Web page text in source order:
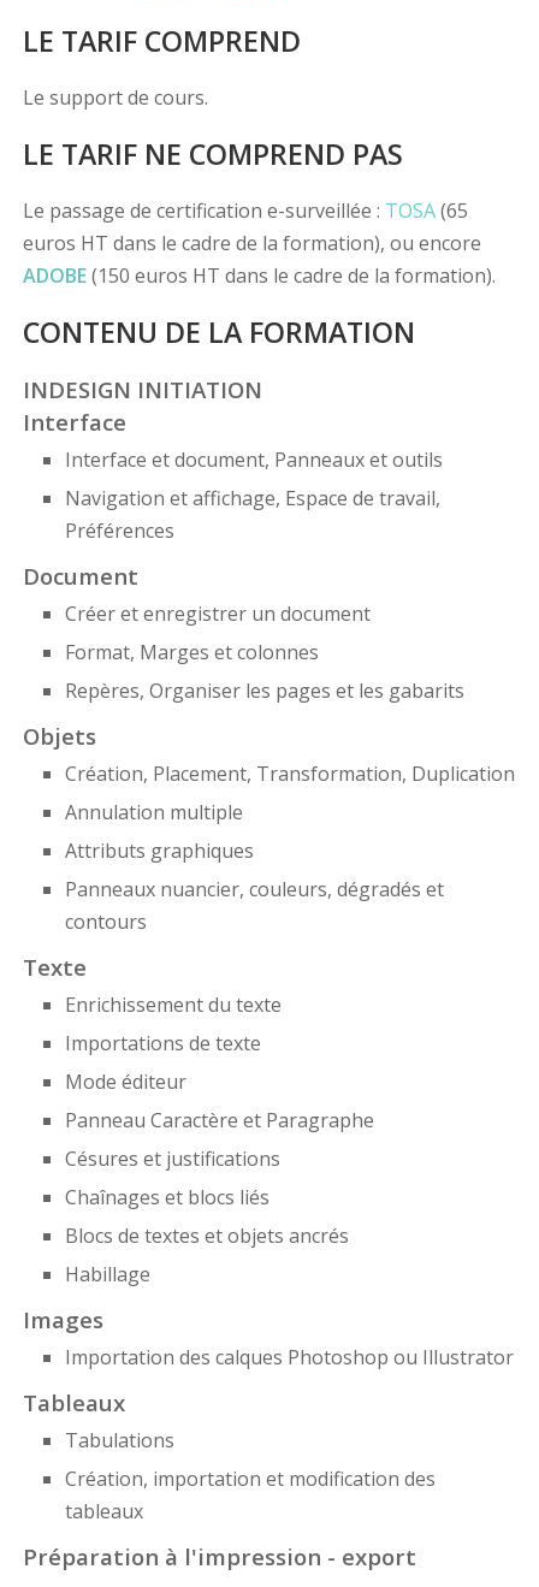
LE TARIF COMPREND
Le support de cours.
LE TARIF NE COMPREND PAS
Le passage de certification e-surveillée : TOSA(65
euros HT dans le cadre de la formation), ou encore
ADOBE(150 euros HT dans le cadre de la formation).
CONTENU DE LA FORMATION
INDESIGN INITIATION
Interface
Interface et document, Panneaux et outils
Navigation et affichage, Espace de travail,
Préférences
Document
Créer et enregistrer un document
Format, Marges et colonnes
Repères, Organiser les pages et les gabarits
Objets
Création, Placement, Transformation, Duplication
Annulation multiple
Attributs graphiques
Panneaux nuancier, couleurs, dégradés et
contours
Texte
Enrichissement du texte
Importations de texte
Mode éditeur
Panneau Caractère et Paragraphe
Césures et justifications
Chaînages et blocs liés
Blocs de textes et objets ancrés
Habillage
Images
Importation des calques Photoshop ou Illustrator
Tableaux
Tabulations
Création, importation et modification des
tableaux
Préparation à l'impression - export